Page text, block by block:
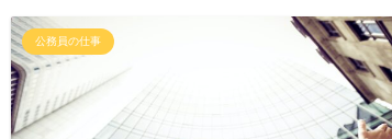
公務員の仕事